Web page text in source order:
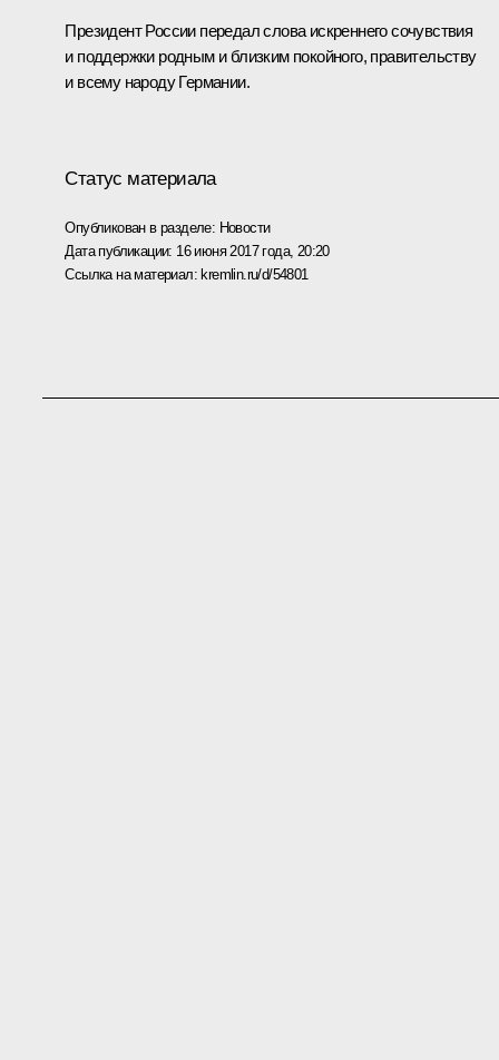
Президент России передал слова искреннего сочувствия
и поддержки родным и близким покойного, правительству
и всему народу Германии.
Статус материала
Опубликован в разделе: Новости
Дата публикации: 16 июня 2017 года, 20:20
Ссылка на материал: kremlin.ru/d/54801